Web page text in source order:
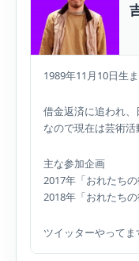
1989年11月10日生
借金返済に追われ、
なので現在は芸術活
主な参加企画
2017年「おれたち
2018年「おれたち
ツイッターやってま